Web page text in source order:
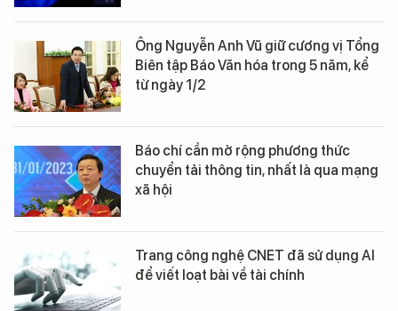
Ông Nguyễn Anh Vũ giữ cương vị Tổng
Biên tập Báo Văn hóa trong 5 năm, kể
từ ngày 1/2
Báo chí cần mở rộng phương thức
chuyển tải thông tin, nhất là qua mạng
xã hội
Trang công nghệ CNET đã sử dụng AI
để viết loạt bài về tài chính